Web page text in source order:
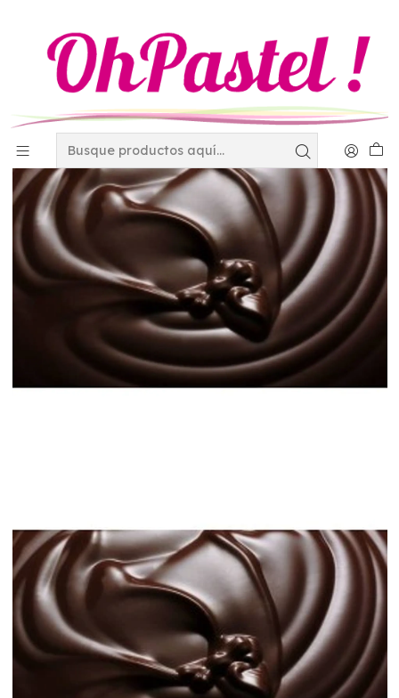
Relleno horneable tipo avellana Alpezzi Kilogramo